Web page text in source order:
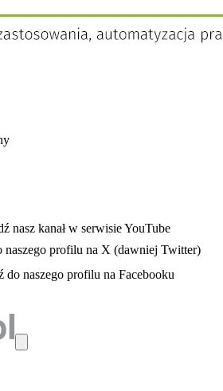
w nowej karcie
się w nowej karcie
nasz kanał w serwisie YouTube
karcie
naszego profilu na X (dawniej Twitter)
się w nowej karcie
do naszego profilu na Facebooku